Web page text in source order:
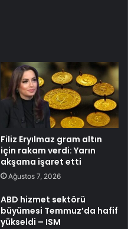
Filiz Eryılmaz gram altın
için rakam verdi: Yarın
akşama işaret etti
Ağustos 7, 2026
ABD hizmet sektörü
büyümesi Temmuz’da hafif
yükseldi – ISM